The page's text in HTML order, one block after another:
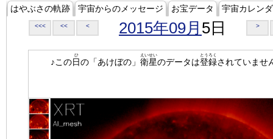
はやぶさの軌跡 宇宙からのメッセージ お宝データ 宇宙カレン
<<< << < 2015年09月 5日 >
♪この日
ひ
の「あけぼの」 衛星
えいせい
のデータは登録
とうろく
されていませ